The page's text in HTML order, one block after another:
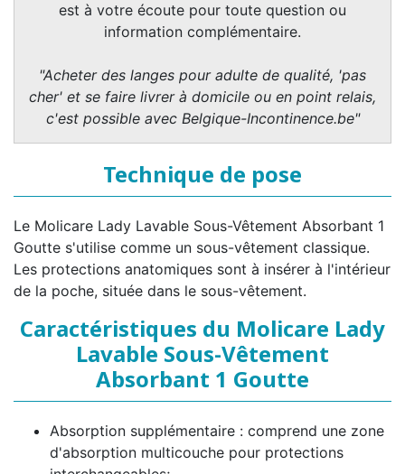
est à votre écoute pour toute question ou
information complémentaire.
"Acheter des langes pour adulte de qualité, 'pas
cher' et se faire livrer à domicile ou en point relais,
c'est possible avec Belgique-Incontinence.be"
Technique de pose
Le Molicare Lady Lavable Sous-Vêtement Absorbant 1
Goutte s'utilise comme un sous-vêtement classique.
Les protections anatomiques sont à insérer à l'intérieur
de la poche, située dans le sous-vêtement.
Caractéristiques du Molicare Lady
Lavable Sous-Vêtement
Absorbant 1 Goutte
Absorption supplémentaire : comprend une zone
d'absorption multicouche pour protections